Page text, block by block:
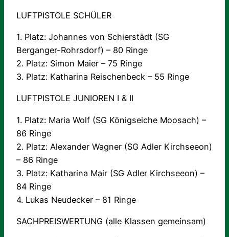
LUFTPISTOLE SCHÜLER
1. Platz: Johannes von Schierstädt (SG
Berganger-Rohrsdorf) – 80 Ringe
2. Platz: Simon Maier – 75 Ringe
3. Platz: Katharina Reischenbeck – 55 Ringe
LUFTPISTOLE JUNIOREN I & II
1. Platz: Maria Wolf (SG Königseiche Moosach) –
86 Ringe
2. Platz: Alexander Wagner (SG Adler Kirchseeon)
– 86 Ringe
3. Platz: Katharina Mair (SG Adler Kirchseeon) –
84 Ringe
4. Lukas Neudecker – 81 Ringe
SACHPREISWERTUNG (alle Klassen gemeinsam)